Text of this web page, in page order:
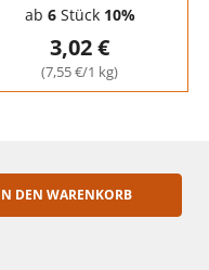
ab 6Stück 10%
3,02 €
(7,55 €/1 kg)
DEN WARENKORB